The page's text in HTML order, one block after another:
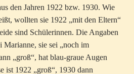
den Jahren 1922 bzw. 1930. Wie
wollten sie 1922 „mit den Eltern“
sind Schülerinnen. Die Angaben
Marianne, sie sei „noch im
„groß“, hat blau-graue Augen
ist 1922 „groß“, 1930 dann